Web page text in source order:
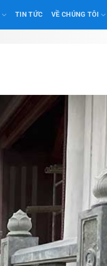
TIN TỨC VỀ CHÚNG TÔI